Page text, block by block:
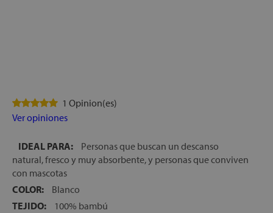
1 Opinion(es)
Ver opiniones
IDEAL PARA:
Personas que buscan un descanso
natural, fresco y muy absorbente, y personas que conviven
con mascotas
COLOR:
Blanco
TEJIDO:
100% bambú